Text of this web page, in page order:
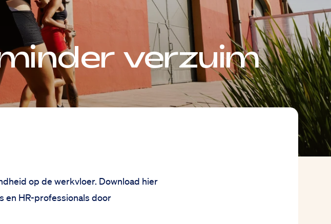
verzuim
op de werkvloer. Download hier
en HR-professionals door